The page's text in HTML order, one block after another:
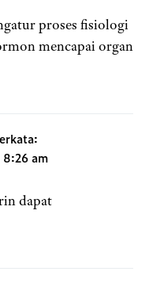
proses fisiologi
mencapai organ
8:26 am
dapat